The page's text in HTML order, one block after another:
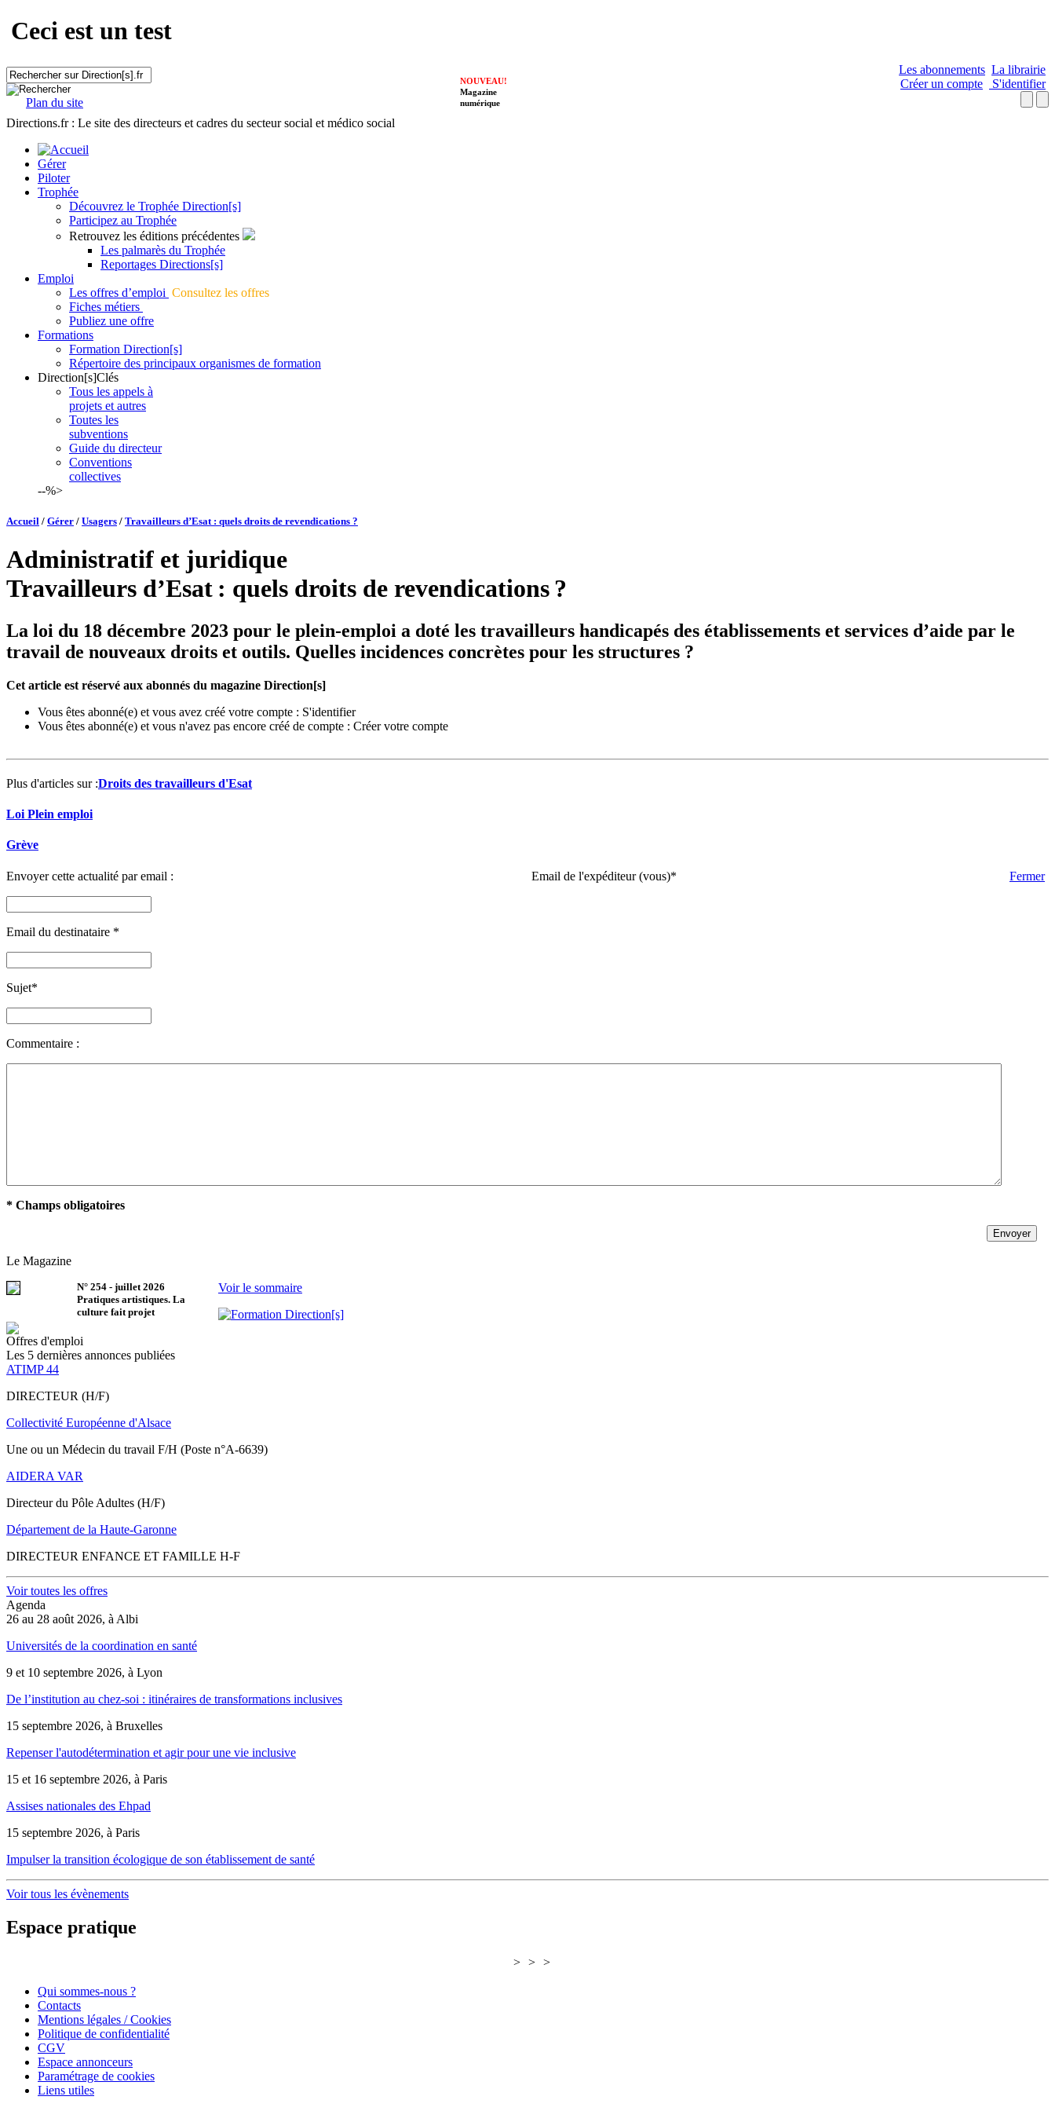
Ceci est un test
Plan du site
Les abonnements La librairie
Créer un compte
S'identifier
NOUVEAU!
Magazine
numérique
Directions.fr : Le site des directeurs et cadres du secteur social et médico social
Gérer
Piloter
Trophée
Découvrez le Trophée Direction[s]
Participez au Trophée
Retrouvez les éditions précédentes
Les palmarès du Trophée
Reportages Directions[s]
Emploi
Les offres d’emploi Consultez les offres
Fiches métiers
Publiez une offre
Formations
Formation Direction[s]
Répertoire des principaux organismes de formation
Direction[s]Clés
Tous les appels à
projets et autres
Toutes les
subventions
Guide du directeur
Conventions
collectives
--%>
Accueil / Gérer / Usagers / Travailleurs d’Esat : quels droits de revendications ?
Administratif et juridique
Travailleurs d’Esat : quels droits de revendications ?
La loi du 18 décembre 2023 pour le plein-emploi a doté les travailleurs handicapés des établissements et services d’aide par le
travail de nouveaux droits et outils. Quelles incidences concrètes pour les structures ?
Cet article est réservé aux abonnés du magazine Direction[s]
Vous êtes abonné(e) et vous avez créé votre compte : S'identifier
Vous êtes abonné(e) et vous n'avez pas encore créé de compte : Créer votre compte
Plus d'articles sur :Droits des travailleurs d'Esat
Loi Plein emploi
Grève
Envoyer cette actualité par email : Fermer
Email de l'expéditeur (vous)*
Email du destinataire *
Sujet*
Commentaire :
* Champs obligatoires
Le Magazine
N° 254 - juillet 2026
Pratiques artistiques. La
culture fait projet
Voir le sommaire
Offres d'emploi
Les 5 dernières annonces publiées
ATIMP 44
DIRECTEUR (H/F)
Collectivité Européenne d'Alsace
Une ou un Médecin du travail F/H (Poste n°A-6639)
AIDERA VAR
Directeur du Pôle Adultes (H/F)
Département de la Haute-Garonne
DIRECTEUR ENFANCE ET FAMILLE H-F
Voir toutes les offres
Agenda
26 au 28 août 2026, à Albi
Universités de la coordination en santé
9 et 10 septembre 2026, à Lyon
De l’institution au chez-soi : itinéraires de transformations inclusives
15 septembre 2026, à Bruxelles
Repenser l'autodétermination et agir pour une vie inclusive
15 et 16 septembre 2026, à Paris
Assises nationales des Ehpad
15 septembre 2026, à Paris
Impulser la transition écologique de son établissement de santé
Voir tous les évènements
Espace pratique
> > >
Qui sommes-nous ?
Contacts
Mentions légales / Cookies
Politique de confidentialité
CGV
Espace annonceurs
Paramétrage de cookies
Liens utiles